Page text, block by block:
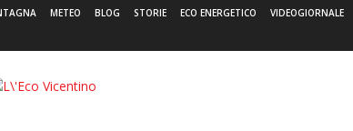
METEO BLOG STORIE ECO ENERGETICO VIDEOGIORNALE
L'Eco